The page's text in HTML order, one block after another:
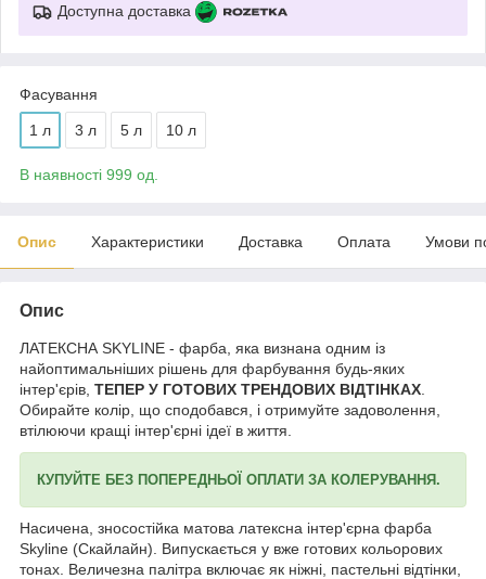
Доступна доставка
Фасування
1 л 3 л 5 л 10 л
В наявності 999 од.
Опис Характеристики Доставка Оплата Умови
Опис
ЛАТЕКСНА SKYLINE - фарба, яка визнана одним із
найоптимальніших рішень для фарбування будь-яких
інтер'єрів, ТЕПЕР У ГОТОВИХ ТРЕНДОВИХ ВІДТІНКАХ
Обирайте колір, що сподобався, і отримуйте задоволення,
втілюючи кращі інтер'єрні ідеї в життя.
КУПУЙТЕ БЕЗ ПОПЕРЕДНЬОЇ ОПЛАТИ ЗА КОЛЕРУВАННЯ.
Насичена, зносостійка матова латексна інтер'єрна фарба
Skyline (Скайлайн). Випускається у вже готових кольорових
тонах. Величезна палітра включає як ніжні, пастельні відтінки,